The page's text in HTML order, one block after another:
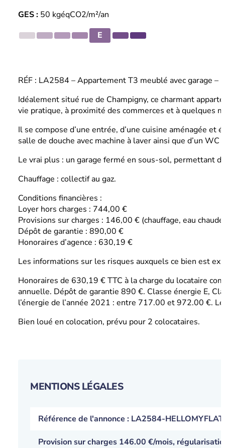
GES : 50 kgéqCO2/m²/an
E
RÉF : LA2584 – Appartement T3 meublé avec garage
Idéalement situé rue de Champigny, ce charmant
vie pratique, à proximité des commerces et à quelques
Il se compose d’une entrée, d’une cuisine aménagée
salle de douche avec machine à laver ainsi que d’un WC
Le vrai plus : un garage fermé en sous-sol, permettant
Chauffage : collectif au gaz.
Conditions financières :
Loyer hors charges : 744,00 €
Provisions sur charges : 146,00 € (chauffage, eau
Dépôt de garantie : 890,00 €
Honoraires d’agence : 630,19 €
Les informations sur les risques auxquels ce bien est
Honoraires de 630,19 € TTC à la charge du locataire
annuelle. Dépôt de garantie 890 €. Classe énergie E,
l’énergie de l’année 2021 : entre 717.00 et 972.00 €.
Bien loué en colocation, prévu pour 2 colocataires.
MENTIONS LÉGALES
Référence de l'annonce : LA2584-HELLOMYFLAT
Provision sur charges 146.00 €/mois,